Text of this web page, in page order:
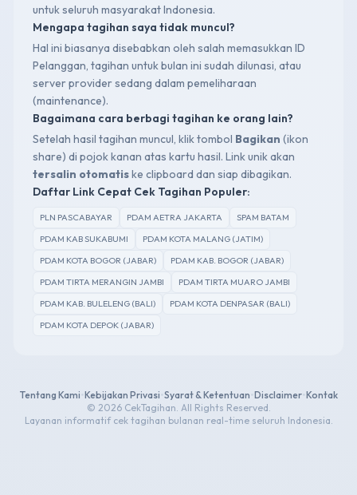
untuk seluruh masyarakat Indonesia.
Mengapa tagihan saya tidak muncul?
Hal ini biasanya disebabkan oleh salah memasukkan ID
Pelanggan, tagihan untuk bulan ini sudah dilunasi, atau
server provider sedang dalam pemeliharaan
(maintenance).
Bagaimana cara berbagi tagihan ke orang lain?
Setelah hasil tagihan muncul, klik tombol Bagikan (ikon
share) di pojok kanan atas kartu hasil. Link unik akan
tersalin otomatiske clipboard dan siap dibagikan.
Daftar Link Cepat Cek Tagihan Populer:
PLN PASCABAYAR PDAM AETRA JAKARTA
SPAM BATAM
PDAM KAB SUKABUMI
PDAM KOTA MALANG (JATIM)
PDAM KOTA BOGOR (JABAR)
PDAM KAB. BOGOR (JABAR)
PDAM TIRTA MERANGIN JAMBI
PDAM TIRTA MUARO JAMBI
PDAM KAB. BULELENG (BALI)
PDAM KOTA DENPASAR (BALI)
PDAM KOTA DEPOK (JABAR)
Tentang Kami •Kebijakan Privasi •Syarat & Ketentuan •Disclaimer•Kontak
© 2026 CekTagihan. All Rights Reserved.
Layanan informatif cek tagihan bulanan real-time seluruh Indonesia.